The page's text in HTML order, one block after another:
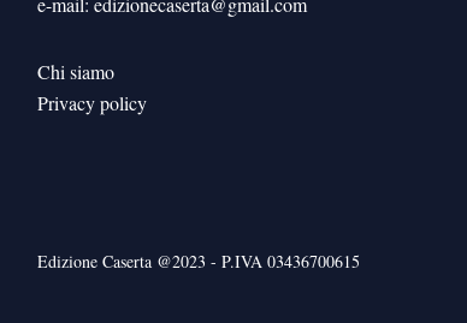
Chi siamo
Privacy policy
Edizione Caserta @2023 - P.IVA 03436700615